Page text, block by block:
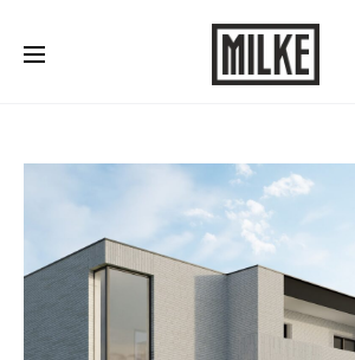
Skontaktuj się z nami:577 507 300